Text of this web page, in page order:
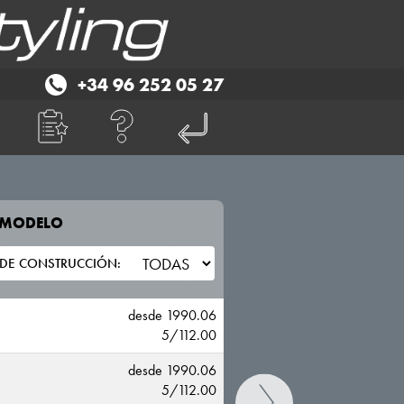
+34 96 252 05 27
desde 1990.06
5/112.00
desde 1990.06
5/112.00